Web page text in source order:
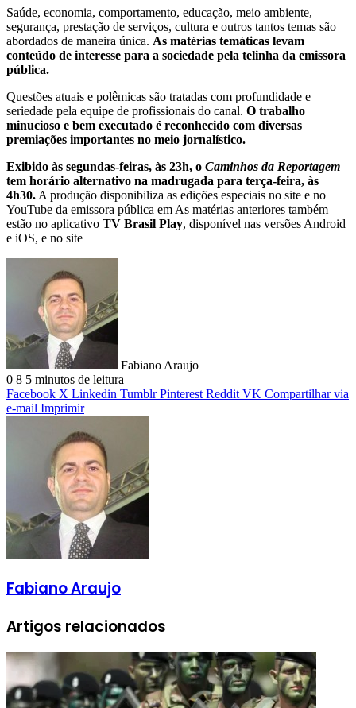
Saúde, economia, comportamento, educação, meio ambiente,
segurança, prestação de serviços, cultura e outros tantos temas são
abordados de maneira única. As matérias temáticas levam
conteúdo de interesse para a sociedade pela telinha da emissora
pública.
Questões atuais e polêmicas são tratadas com profundidade e
seriedade pela equipe de profissionais do canal. O trabalho
minucioso e bem executado é reconhecido com diversas
premiações importantes no meio jornalístico.
Exibido às segundas-feiras, às 23h, o Caminhos da Reportagem
tem horário alternativo na madrugada para terça-feira, às
4h30. A produção disponibiliza as edições especiais no site e no
YouTube da emissora pública em As matérias anteriores também
estão no aplicativo TV Brasil Play, disponível nas versões Android
e iOS, e no site
Fabiano Araujo
0 8 5 minutos de leitura
Facebook X Linkedin Tumblr Pinterest Reddit VK Compartilhar via
e-mail Imprimir
Fabiano Araujo
Artigos relacionados